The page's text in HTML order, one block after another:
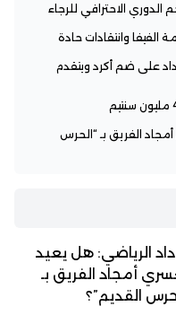
الفيفا وانتقادات حادة
على ضم أكرد ويتقدم
الفريق بـ “الحرس
الرياضي: هل يعيد
أمجاد الفريق بـ
القديم”؟